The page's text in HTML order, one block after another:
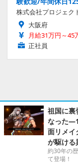
株式会社プロジェク
大阪府
月給31万円～45
正社員
祖国に裏
なった
面リメイ
が駆ける
約30年の
て登場！